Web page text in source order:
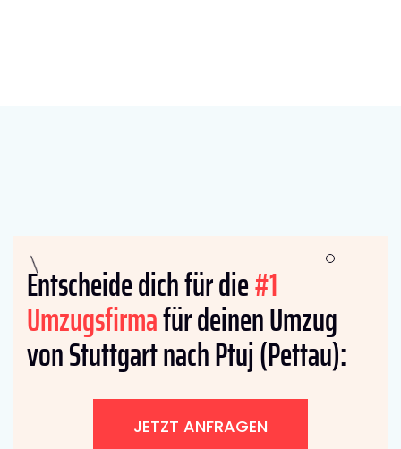
Entscheide dich für die#1
Umzugsfirmafür deinen Umzug
von Stuttgart nach Ptuj (Pettau):
JETZT ANFRAGEN